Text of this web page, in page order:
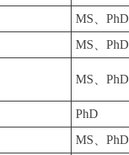
MS、PhD
MS、PhD
MS、PhD
PhD
MS、PhD